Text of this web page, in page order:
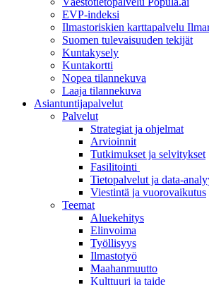
EVP-indeksi
Ilmastoriskien karttapalvelu
Suomen tulevaisuuden tekijät
Kuntakysely
Kuntakortti
Nopea tilannekuva
Laaja tilannekuva
Asiantuntijapalvelut
Palvelut
Strategiat ja ohjelmat
Arvioinnit
Tutkimukset ja selvitykset
Fasilitointi
Tietopalvelut ja data-
Viestintä ja vuorovaikutus
Teemat
Aluekehitys
Elinvoima
Työllisyys
Ilmastotyö
Maahanmuutto
Kulttuuri ja taide